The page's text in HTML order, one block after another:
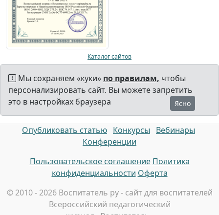
Каталог сайтов
Мы сохраняем «куки» по правилам, чтобы
персонализировать сайт. Вы можете запретить
это в настройках браузера
Ясно
Опубликовать статью Конкурсы
Вебинары
Конференции
Пользовательское соглашение Политика
конфиденциальности Оферта
© 2010 - 2026 Воспитатель ру - сайт для воспитателей
Всероссийский педагогический